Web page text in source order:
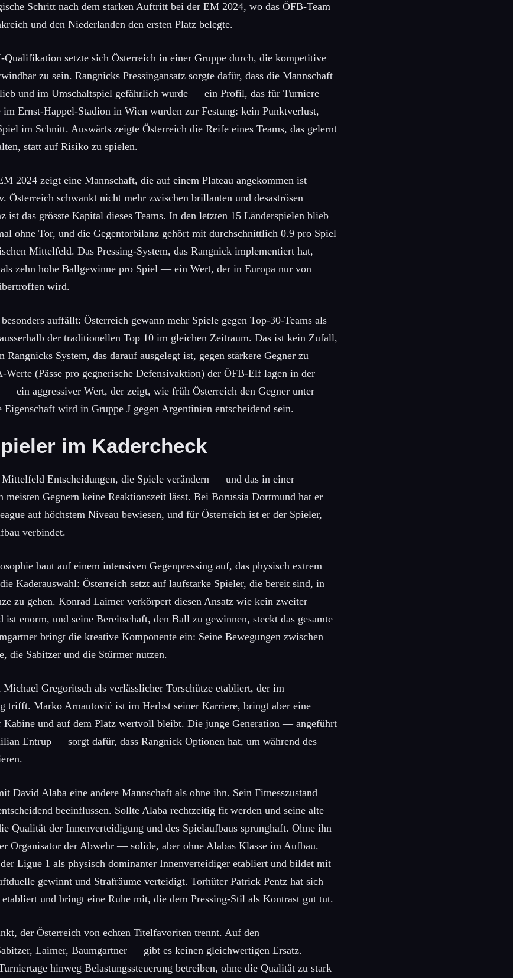
Schritt nach dem starken Auftritt bei der EM 2024, wo das ÖFB-Team
und den Niederlanden den ersten Platz belegte.
Qualifikation setzte sich Österreich in einer Gruppe durch, die kompetitive
zu sein. Rangnicks Pressingansatz sorgte dafür, dass die Mannschaft
und im Umschaltspiel gefährlich wurde — ein Profil, das für Turniere
Ernst-Happel-Stadion in Wien wurden zur Festung: kein Punktverlust,
im Schnitt. Auswärts zeigte Österreich die Reife eines Teams, das gelernt
statt auf Risiko zu spielen.
2024 zeigt eine Mannschaft, die auf einem Plateau angekommen ist —
Österreich schwankt nicht mehr zwischen brillanten und desaströsen
ist das grösste Kapital dieses Teams. In den letzten 15 Länderspielen blieb
ohne Tor, und die Gegentorbilanz gehört mit durchschnittlich 0.9 pro Spiel
Mittelfeld. Das Pressing-System, das Rangnick implementiert hat,
zehn hohe Ballgewinne pro Spiel — ein Wert, der in Europa nur von
wird.
auffällt: Österreich gewann mehr Spiele gegen Top-30-Teams als
der traditionellen Top 10 im gleichen Zeitraum. Das ist kein Zufall,
Rangnicks System, das darauf ausgelegt ist, gegen stärkere Gegner zu
(Pässe pro gegnerische Defensivaktion) der ÖFB-Elf lagen in der
ein aggressiver Wert, der zeigt, wie früh Österreich den Gegner unter
Eigenschaft wird in Gruppe J gegen Argentinien entscheidend sein.
im Kadercheck
Entscheidungen, die Spiele verändern — und das in einer
meisten Gegnern keine Reaktionszeit lässt. Bei Borussia Dortmund hat er
auf höchstem Niveau bewiesen, und für Österreich ist er der Spieler,
verbindet.
baut auf einem intensiven Gegenpressing auf, das physisch extrem
Kaderauswahl: Österreich setzt auf laufstarke Spieler, die bereit sind, in
zu gehen. Konrad Laimer verkörpert diesen Ansatz wie kein zweiter —
enorm, und seine Bereitschaft, den Ball zu gewinnen, steckt das gesamte
bringt die kreative Komponente ein: Seine Bewegungen zwischen
die Sabitzer und die Stürmer nutzen.
Gregoritsch als verlässlicher Torschütze etabliert, der im
trifft. Marko Arnautović ist im Herbst seiner Karriere, bringt aber eine
und auf dem Platz wertvoll bleibt. Die junge Generation — angeführt
Entrup — sorgt dafür, dass Rangnick Optionen hat, um während des
David Alaba eine andere Mannschaft als ohne ihn. Sein Fitnesszustand
beeinflussen. Sollte Alaba rechtzeitig fit werden und seine alte
Qualität der Innenverteidigung und des Spielaufbaus sprunghaft. Ohne ihn
Organisator der Abwehr — solide, aber ohne Alabas Klasse im Aufbau.
Ligue 1 als physisch dominanter Innenverteidiger etabliert und bildet mit
gewinnt und Strafräume verteidigt. Torhüter Patrick Pentz hat sich
und bringt eine Ruhe mit, die dem Pressing-Stil als Kontrast gut tut.
der Österreich von echten Titelfavoriten trennt. Auf den
Laimer, Baumgartner — gibt es keinen gleichwertigen Ersatz.
hinweg Belastungssteuerung betreiben, ohne die Qualität zu stark